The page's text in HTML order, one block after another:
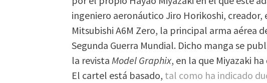
ingeniero aeronáutico Jiro Horikoshi, creador,
Mitsubishi A6M Zero, la principal arma aérea
Segunda Guerra Mundial. Dicho manga se
la revista Model Graphix, en la que Miyazaki
El cartel está basado, tal como ha indicado